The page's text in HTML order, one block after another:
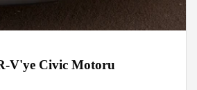
V'ye Civic Motoru